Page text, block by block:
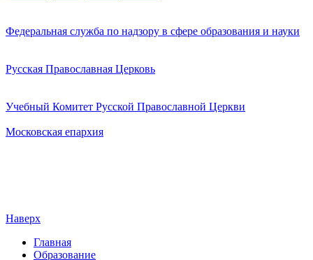
Федеральная служба по надзору в сфере образования и науки
Русская Православная Церковь
Учебный Комитет Русской Православной Церкви
Московская епархия
Наверх
Главная
Образование